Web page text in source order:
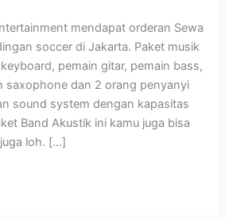
mendapat orderan Sewa
soccer di Jakarta. Paket musik
pemain gitar, pemain bass,
saxophone dan 2 orang penyanyi
sound system dengan kapasitas
Band Akustik ini kamu juga bisa
loh. […]